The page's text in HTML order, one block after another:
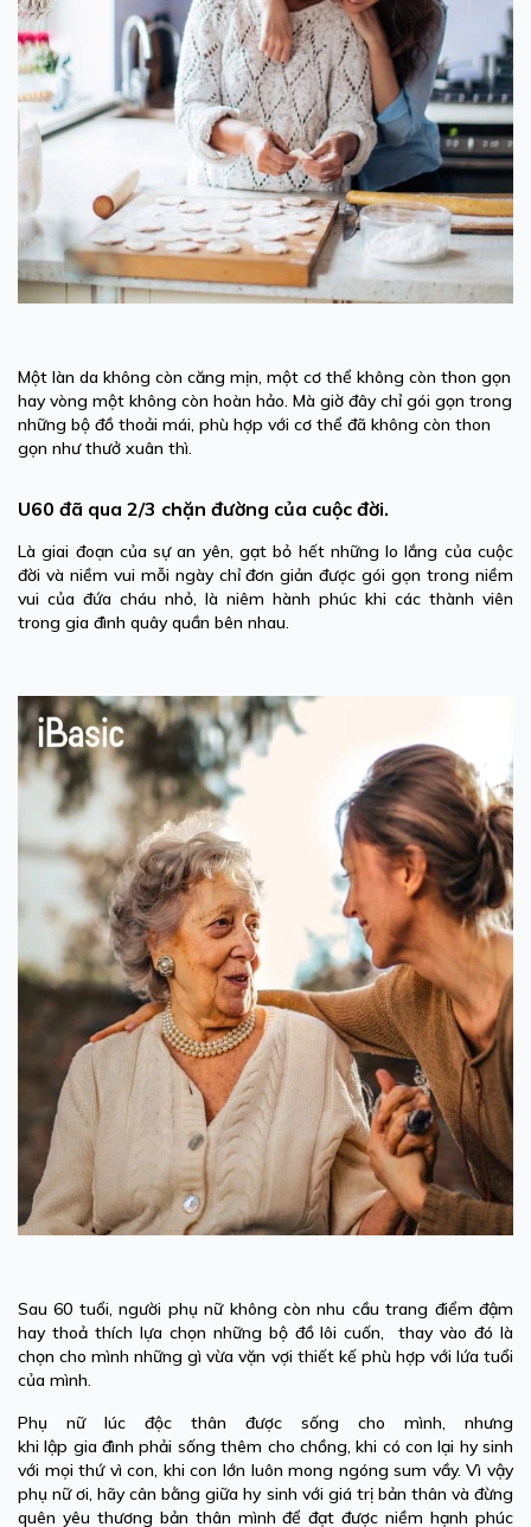
Một làn da không còn căng mịn, một cơ thể không còn thon gọn
hay vòng một không còn hoàn hảo. Mà giờ đây chỉ gói gọn trong
những bộ đồ thoải mái, phù hợp với cơ thể đã không còn thon
gọn như thưở xuân thì.
U60 đã qua 2/3 chặn đường của cuộc đời.
Là giai đoạn của sự an yên, gạt bỏ hết những lo lắng của cuộc
đời và niềm vui mỗi ngày chỉ đơn giản được gói gọn trong niềm
vui của đứa cháu nhỏ, là niêm hành phúc khi các thành viên
trong gia đình quây quần bên nhau.
Sau 60 tuổi, người phụ nữ không còn nhu cầu trang điểm đậm
hay thoả thích lựa chọn những bộ đồ lôi cuốn, thay vào đó là
chọn cho mình những gì vừa vặn vợi thiết kế phù hợp với lứa tuổi
của mình.
Phụ nữ lúc độc thân được sống cho mình, nhưng
khi lập gia đình phải sống thêm cho chồng, khi có con lại hy sinh
với mọi thứ vì con, khi con lớn luôn mong ngóng sum vầy. Vì vậy
phụ nữ ơi, hãy cân bằng giữa hy sinh với giá trị bản thân và đừng
quên yêu thương bản thân mình để đạt được niềm hạnh phúc